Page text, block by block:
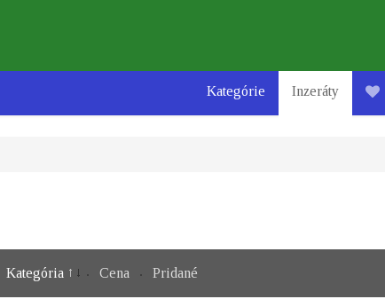
Kategórie Inzeráty
Kategória Cena Pridané